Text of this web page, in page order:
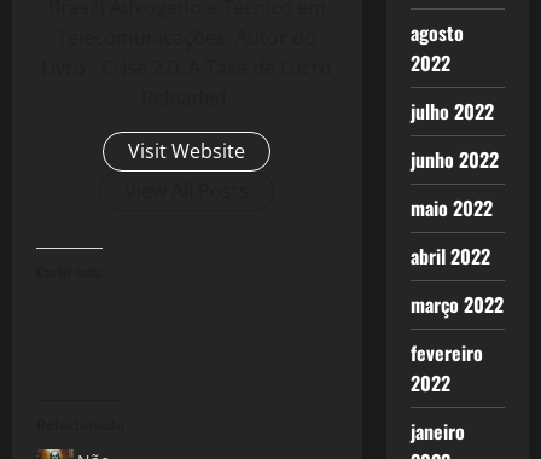
Visit Website
agosto
2022
julho 2022
junho 2022
maio 2022
abril 2022
março 2022
fevereiro
2022
janeiro